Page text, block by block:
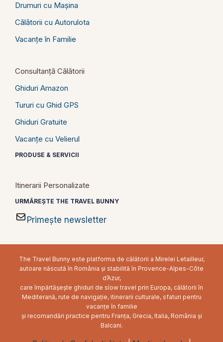
Drumuri cu Mașina
Călătorii cu Autorulota
Vacanțe în Familie
Consultanță Călătorii
Ghiduri Amazon
Tururi cu Ghid GPS
Ghiduri Gratuite
Vacanțe cu Velierul
PRODUSE & SERVICII
Itinerarii Personalizate
URMĂREȘTE THE TRAVEL BUNNY
Primește newsletter
The Travel Bunny este platforma de călătorii a Mirelei Letailleur,
autoare născută în România și stabilită în Provence-Alpes-Côte
d’Azur,
care împărtășește ghiduri de slow travel prin Europa, călătorii în
Mediterană, rute de navigație, itinerarii culturale, sfaturi pentru
vacanțe în familie
și recomandări practice pentru Franța, Grecia, Italia, România și
Balcani.